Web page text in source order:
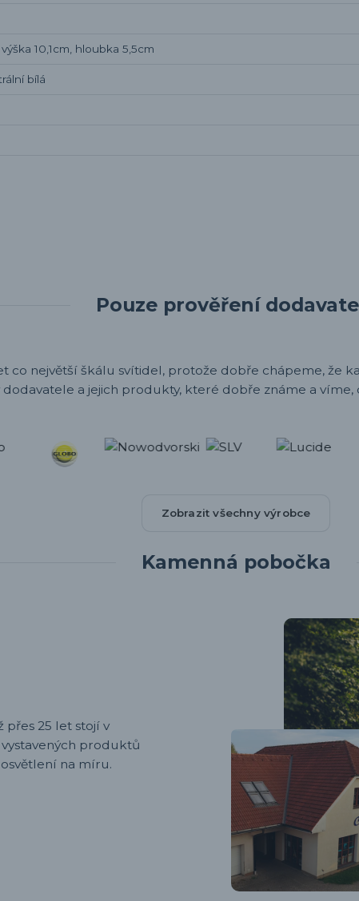
10,1cm, hloubka 5,5cm
bílá
Pouze prověření
co největší škálu svítidel, protože dobře chápeme, že
dodavatele a jejich produkty, které dobře známe a víme,
Zobrazit všechny výrobce
Kamenná pobočka
přes 25 let stojí v
produktů
na míru.